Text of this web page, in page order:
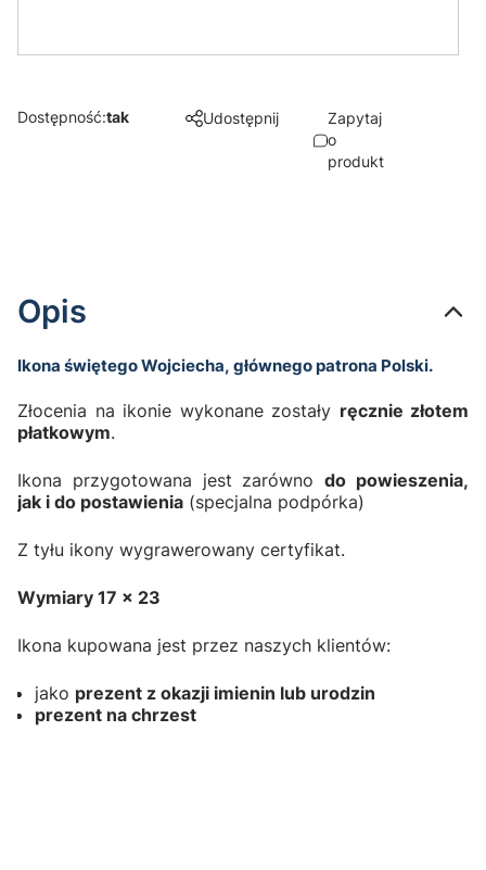
Dostępność:tak Udostępnij
Zapytaj
o
produkt
Opis
Ikona świętego Wojciecha, głównego patrona Polski.
Złocenia na ikonie wykonane zostały ręcznie złotem
płatkowym.
Ikona przygotowana jest zarównodo powieszenia,
jak i do postawienia (specjalna podpórka)
Z tyłu ikony wygrawerowany certyfikat.
Wymiary 17 x 23
Ikona kupowana jest przez naszych klientów:
jako prezent z okazji imienin lub urodzin
prezent na chrzest